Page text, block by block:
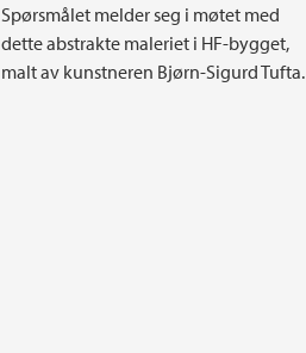
Spørsmålet melder seg i møtet med
dette abstrakte maleriet i HF-bygget,
malt av kunstneren Bjørn-Sigurd Tufta.